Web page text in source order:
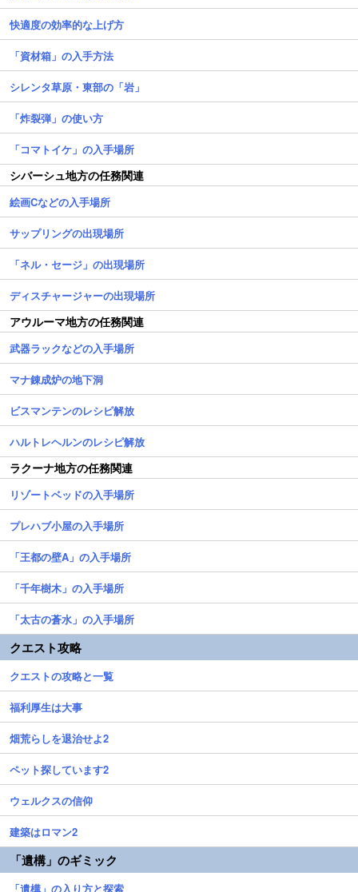
快適度の効率的な上げ方
「資材箱」の入手方法
シレンタ草原・東部の「岩」
「炸裂弾」の使い方
「コマトイケ」の入手場所
シバーシュ地方の任務関連
絵画Cなどの入手場所
サップリングの出現場所
「ネル・セージ」の出現場所
ディスチャージャーの出現場所
アウルーマ地方の任務関連
武器ラックなどの入手場所
マナ錬成炉の地下洞
ビスマンテンのレシピ解放
ハルトレヘルンのレシピ解放
ラクーナ地方の任務関連
リゾートベッドの入手場所
プレハブ小屋の入手場所
「王都の壁A」の入手場所
「千年樹木」の入手場所
「太古の蒼水」の入手場所
クエスト攻略
クエストの攻略と一覧
福利厚生は大事
畑荒らしを退治せよ2
ペット探しています2
ウェルクスの信仰
建築はロマン2
「遺構」のギミック
「遺構」の入り方と探索